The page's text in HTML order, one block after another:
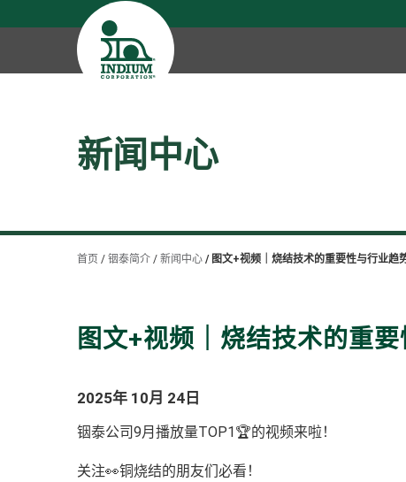
新闻中心
首页 铟泰简介 新闻中心 图文+视频｜烧结技术的重要性与行业趋
图文+视频｜烧结技术的重
2025年 10月 24日
铟泰公司9月播放量TOP1🏆的视频来啦！
关注👀铜烧结的朋友们必看！